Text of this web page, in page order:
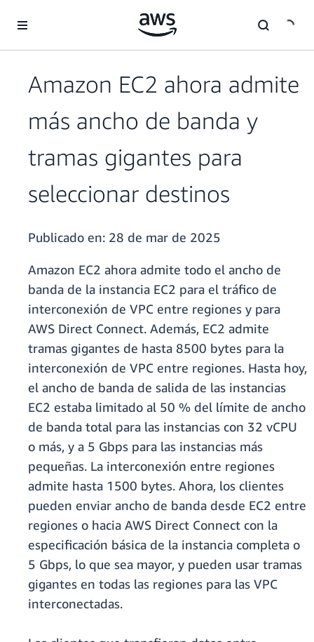
Amazon EC2 ahora admite
más ancho de banda y
tramas gigantes para
seleccionar destinos
Publicado en: 28 de mar de 2025
Amazon EC2 ahora admite todo el ancho de
banda de la instancia EC2 para el tráfico de
interconexión de VPC entre regiones y para
AWS Direct Connect. Además, EC2 admite
tramas gigantes de hasta 8500 bytes para la
interconexión de VPC entre regiones. Hasta hoy,
el ancho de banda de salida de las instancias
EC2 estaba limitado al 50 % del límite de ancho
de banda total para las instancias con 32 vCPU
o más, y a 5 Gbps para las instancias más
pequeñas. La interconexión entre regiones
admite hasta 1500 bytes. Ahora, los clientes
pueden enviar ancho de banda desde EC2 entre
regiones o hacia AWS Direct Connect con la
especificación básica de la instancia completa o
5 Gbps, lo que sea mayor, y pueden usar tramas
gigantes en todas las regiones para las VPC
interconectadas.